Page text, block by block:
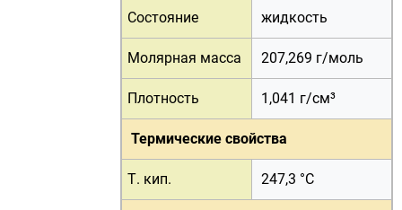
Состояние жидкость
Молярная масса 207,269 г/моль
Плотность 1,041 г/см³
Термические свойства
Т. кип. 247,3 °C